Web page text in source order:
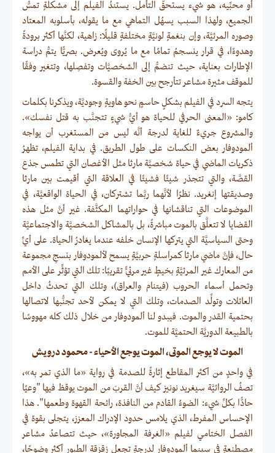
أو محبِّيه، هو شيء يستحقُّ التأمل. يستندُ الفيلم إلى مشكلةٍ تمسُّ
الجميع، ولهذا السبب يسهُل التماهي مع ما يقوله، بأسلوبه المعتاد
وصوره المرئيَّة، وإن بنغمةٍ لونيَّةٍ مختلفةٍ قليلًا: زاهية، لكنَّها أكثر برودةً
وهدوءًا، في قرار ينسجمُ تمامًا مع ما يُروى ويُعرض. بصريًّا يتمُّ دراسة
الإطارات بعناية، حيث تنضمُّ إلى الشخصيَّات وتفصِلها، وتتغير وفقًا
للموقف مثيرة مشاعر تتأرجح بين الخفة والقسوة.
يتجه السرد في الفيلم بشكلٍ حاسمٍ نحو هاويةٍ وجوديَّة، ويذكرنا بكلمات
كامو: «المعنى الحرفي للحياة هو أيُّ شيءٍ تتجنَّب به قتل نفسك».
والمشروع جريءٌ للغاية لدرجة أنَّه ليس من المستغرب أن يواجه
ألمودوفار بعض النكسات على طول الطريق. في بداية الفيلم، تظهرُ
ذكريات الماضي في حياة شخصيَّة مارثا مثل الأغصان التي تطمس جذع
القصَّة، والتي تتجذر شيئًا فشيئًا في العلاقة التي أقيمت بين مارثا
وصديقتها إنغريد. نظرًا لأنَّهما ربَّما تشتركان، في الحياة الواقعيَّة، في
الموضوعات التي تناقشانها في حواراتهما المكثَّفة. غير أنَّ مثل هذه
القضايا لا تتعلَّق بالموت مباشرةً، بل بالمشاكل الشخصيَّة والاجتماعيَّة
وحتى السياسيَّة التي يتركها الإنسان خلفه عندما يغادرُ الحياة. على أيِّ
حال، فإنَّ ماضي مارثا كمراسلةٍ حربيَّةٍ يسمح لألمودوفار بنسجِ مجموعة
من المعارك غير المرئيَّةٍ بخيطٍ غير مرئيٍّ تقريبًا: تلك التي تؤثِّر على الأمم
وتحمل أسماء الحروب (فيتنام والعراق)، وتلك التي تحدثُ داخل
العائلات وتولِّد الصدمات، وتلك التي لا يمكن لأحد تجنُّبها لاتصالها
بحتمية القدر والموت. فيبدو لنا ألمودوفار من خلال ذلك كله مهووسًا
بالطبيعة الدوريَّة الحتميَّة للموت.
الموت لا يوجع الموتى، الموت يوجع الأحياء - محمود درويش
في واحدٍ من أكثر المقاطع إثارةً للصدمة في رواية «ما الذي تمر به»،
تصفُ الروائيَّة سيغريد نونيز كيف أنَّ القربَ من الموت يوقظ فيها "وعيًا
حادًّا بكلِّ شيء: الضوءُ القادم من النافذة، رائحة القهوة وطعمها". هذا
الإحساس المفرط، الذي يلامس حدود الإدراك المعزز، يتجلى بقوة في
الفصل الختامي لفيلم «الغرفة المجاورة»، حيث تتصاعدُ مشاعر
مصطنعةٍ في سينما ألمودوفار لدرجةٍ تجعل زقزقة الطيور أكثر وضوحًا،